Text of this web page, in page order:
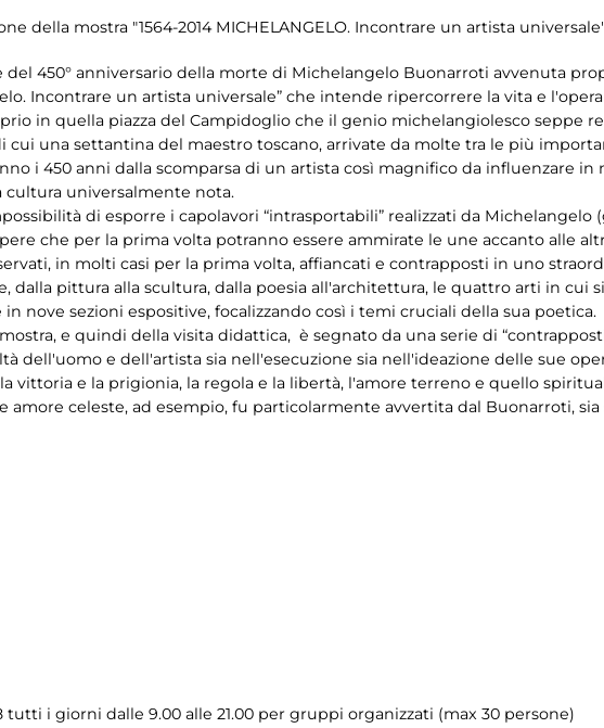
della mostra "1564-2014 MICHELANGELO. Incontrare un artista
del 450° anniversario della morte di Michelangelo Buonarroti avvenuta
Incontrare un artista universale” che intende ripercorrere la vita e
in quella piazza del Campidoglio che il genio michelangiolesco seppe
una settantina del maestro toscano, arrivate da molte tra le più
i 450 anni dalla scomparsa di un artista così magnifico da influenzare in
cultura universalmente nota.
di esporre i capolavori “intrasportabili” realizzati da Michelangelo
che per la prima volta potranno essere ammirate le une accanto alle
in molti casi per la prima volta, affiancati e contrapposti in uno
dalla pittura alla scultura, dalla poesia all'architettura, le quattro arti in cui
nove sezioni espositive, focalizzando così i temi cruciali della sua poetica.
e quindi della visita didattica, è segnato da una serie di
dell'uomo e dell'artista sia nell'esecuzione sia nell'ideazione delle sue
vittoria e la prigionia, la regola e la libertà, l'amore terreno e quello
amore celeste, ad esempio, fu particolarmente avvertita dal Buonarroti,
i giorni dalle 9.00 alle 21.00 per gruppi organizzati (max 30 persone)